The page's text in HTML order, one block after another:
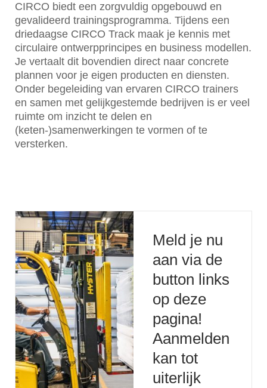
CIRCO biedt een zorgvuldig opgebouwd en
gevalideerd trainingsprogramma. Tijdens een
driedaagse CIRCO Track maak je kennis met
circulaire ontwerpprincipes en business modellen.
Je vertaalt dit bovendien direct naar concrete
plannen voor je eigen producten en diensten.
Onder begeleiding van ervaren CIRCO trainers
en samen met gelijkgestemde bedrijven is er veel
ruimte om inzicht te delen en
(keten-)samenwerkingen te vormen of te
versterken.
Meld je nu
aan via de
button links
op deze
pagina!
Aanmelden
kan tot
uiterlijk